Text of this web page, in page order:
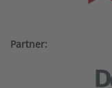
Partner: